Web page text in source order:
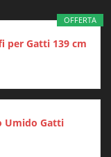
OFFERTA
per Gatti 139 cm
Umido Gatti